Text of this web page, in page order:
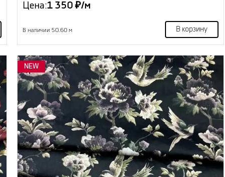
Цена:1 350 ₽/м
В наличии 50.60 м В корзину
NEW